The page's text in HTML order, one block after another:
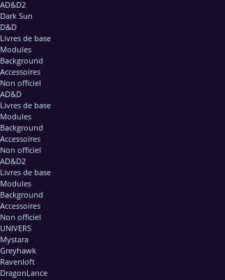
AD&D2
Dark Sun
D&D
Livres de base
Modules
Background
Accessoires
Non officiel
AD&D
Livres de base
Modules
Background
Accessoires
Non officiel
AD&D2
Livres de base
Modules
Background
Accessoires
Non officiel
UNIVERS
Mystara
Greyhawk
Ravenloft
DragonLance